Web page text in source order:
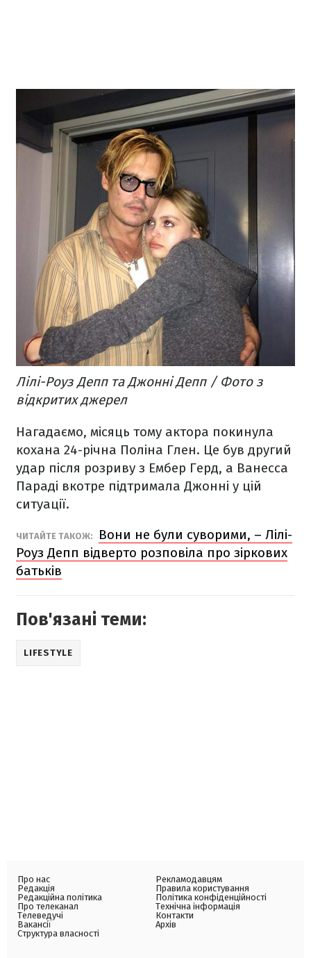
Лілі-Роуз Депп та Джонні Депп / Фото з
відкритих джерел
Нагадаємо, місяць тому актора покинула
кохана 24-річна Поліна Глен. Це був другий
удар після розриву з Ембер Герд, а Ванесса
Параді вкотре підтримала Джонні у цій
ситуації.
ЧИТАЙТЕ ТАКОЖ:
Вони не були суворими, – Лілі-
Роуз Депп відверто розповіла про зіркових
батьків
Пов'язані теми:
LIFESTYLE
Про нас
Редакція
Редакційна політика
Про телеканал
Телеведучі
Вакансії
Структура власності
Рекламодавцям
Правила користування
Політика конфіденційності
Технічна інформація
Контакти
Архів